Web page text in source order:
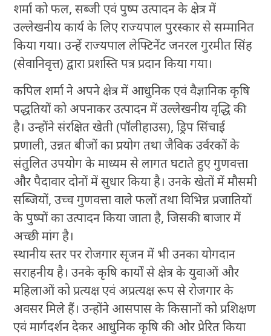
शर्मा को फल, सब्जी एवं पुष्प उत्पादन के क्षेत्र में
उल्लेखनीय कार्य के लिए राज्यपाल पुरस्कार से सम्मानित
किया गया। उन्हें राज्यपाल लेफ्टिनेंट जनरल गुरमीत सिंह
(सेवानिवृत्त) द्वारा प्रशस्ति पत्र प्रदान किया गया।
कपिल शर्मा ने अपने क्षेत्र में आधुनिक एवं वैज्ञानिक कृषि
पद्धतियों को अपनाकर उत्पादन में उल्लेखनीय वृद्धि की
है। उन्होंने संरक्षित खेती (पॉलीहाउस), ड्रिप सिंचाई
प्रणाली, उन्नत बीजों का प्रयोग तथा जैविक उर्वरकों के
संतुलित उपयोग के माध्यम से लागत घटाते हुए गुणवत्ता
और पैदावार दोनों में सुधार किया है। उनके खेतों में मौसमी
सब्जियों, उच्च गुणवत्ता वाले फलों तथा विभिन्न प्रजातियों
के पुष्पों का उत्पादन किया जाता है, जिसकी बाजार में
अच्छी मांग है।
स्थानीय स्तर पर रोजगार सृजन में भी उनका योगदान
सराहनीय है। उनके कृषि कार्यों से क्षेत्र के युवाओं और
महिलाओं को प्रत्यक्ष एवं अप्रत्यक्ष रूप से रोजगार के
अवसर मिले हैं। उन्होंने आसपास के किसानों को प्रशिक्षण
एवं मार्गदर्शन देकर आधुनिक कृषि की ओर प्रेरित किया